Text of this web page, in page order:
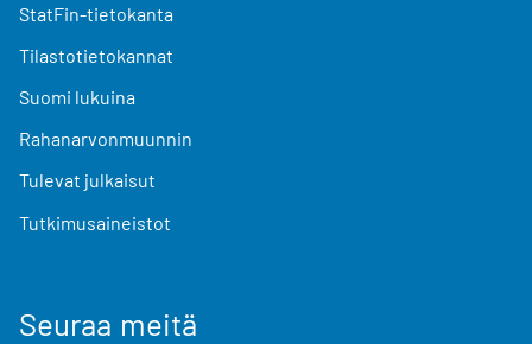
StatFin-tietokanta
Tilastotietokannat
Suomi lukuina
Rahanarvonmuunnin
Tulevat julkaisut
Tutkimusaineistot
Seuraa meitä